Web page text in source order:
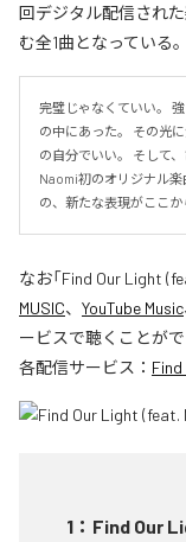
回デジタル配信された
む全1曲となっている。
完璧じゃなくていい。
の中にあった。 その光
の自分でいい。 そして
Naomi初のオリジナル
の、新たな表現がここか
なお「Find Our Light
MUSIC、 YouTube Music
ービスで聴くことがで
各配信サービス：
1 ： Find Our